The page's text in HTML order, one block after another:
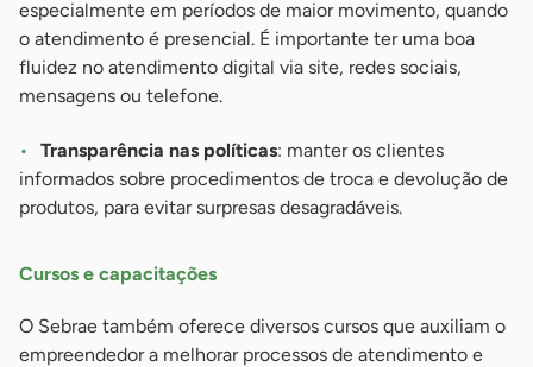
especialmente em períodos de maior movimento, quando
o atendimento é presencial. É importante ter uma boa
fluidez no atendimento digital via site, redes sociais,
mensagens ou telefone.
Transparência nas políticas: manter os clientes
informados sobre procedimentos de troca e devolução de
produtos, para evitar surpresas desagradáveis.
Cursos e capacitações
O Sebrae também oferece diversos cursos que auxiliam o
empreendedor a melhorar processos de atendimento e